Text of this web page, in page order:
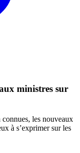
ministres sur
les nouveaux
à s’exprimer sur les